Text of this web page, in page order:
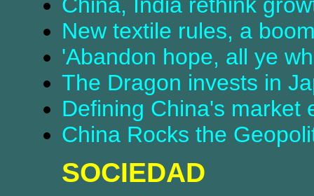
China, India rethink
New textile rules, a
'Abandon hope, all ye
The Dragon invests in
Defining China's market
China Rocks the
SOCIEDAD